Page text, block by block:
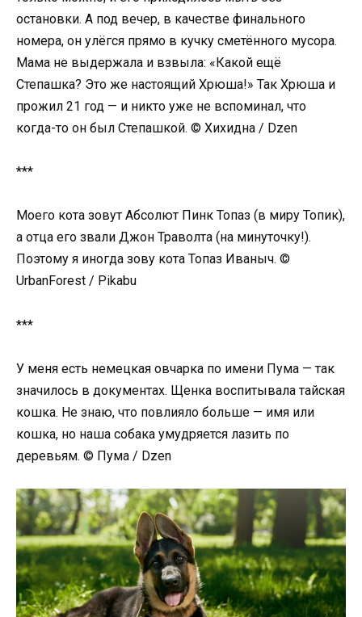
остановки. А под вечер, в качестве финального
номера, он улёгся прямо в кучку сметённого мусора.
Мама не выдержала и взвыла: «Какой ещё
Степашка? Это же настоящий Хрюша!» Так Хрюша и
прожил 21 год — и никто уже не вспоминал, что
когда-то он был Степашкой. © Хихидна / Dzen
***
Моего кота зовут Абсолют Пинк Топаз (в миру Топик),
а отца его звали Джон Траволта (на минуточку!).
Поэтому я иногда зову кота Топаз Иваныч. ©
UrbanForest / Pikabu
***
У меня есть немецкая овчарка по имени Пума — так
значилось в документах. Щенка воспитывала тайская
кошка. Не знаю, что повлияло больше — имя или
кошка, но наша собака умудряется лазить по
деревьям. © Пума / Dzen